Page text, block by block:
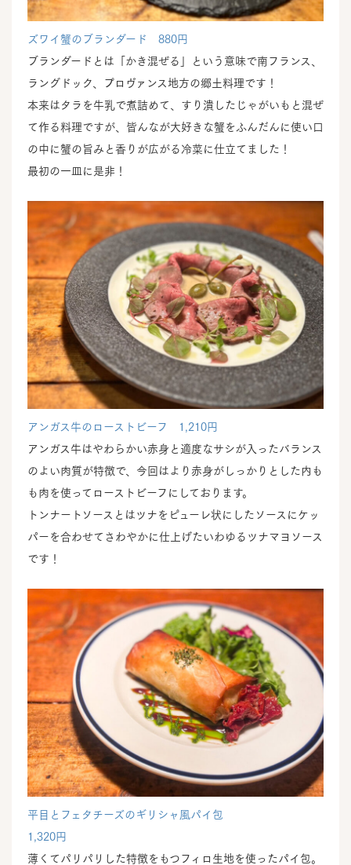
ズワイ蟹のブランダード 880円
ブランダードとは「かき混ぜる」という意味で南フランス、
ラングドック、プロヴァンス地方の郷土料理です！
本来はタラを牛乳で煮詰めて、すり潰したじゃがいもと混ぜ
て作る料理ですが、皆んなが大好きな蟹をふんだんに使い口
の中に蟹の旨みと香りが広がる冷菜に仕立てました！
最初の一皿に是非！
アンガス牛のローストビーフ 1,210円
アンガス牛はやわらかい赤身と適度なサシが入ったバランス
のよい肉質が特徴で、今回はより赤身がしっかりとした内も
も肉を使ってローストビーフにしております。
トンナートソースとはツナをピューレ状にしたソースにケッ
パーを合わせてさわやかに仕上げたいわゆるツナマヨソース
です！
平目とフェタチーズのギリシャ風パイ包
1,320円
薄くてパリパリした特徴をもつフィロ生地を使ったパイ包。